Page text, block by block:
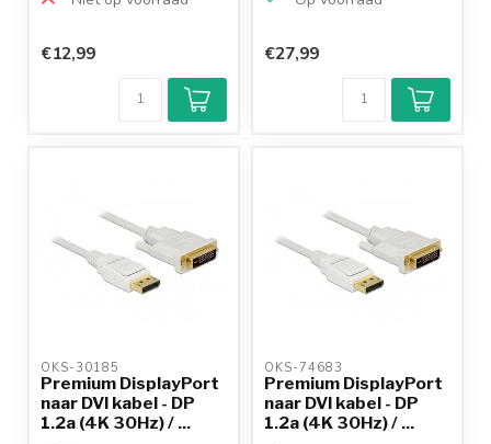
€12,99 €27,99
OKS-30185
Premium DisplayPort
naar DVI kabel - DP
1.2a (4K 30Hz) / ...
OKS-74683
Premium DisplayPort
naar DVI kabel - DP
1.2a (4K 30Hz) / ...